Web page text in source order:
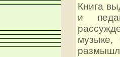
Книга
и
музыке,